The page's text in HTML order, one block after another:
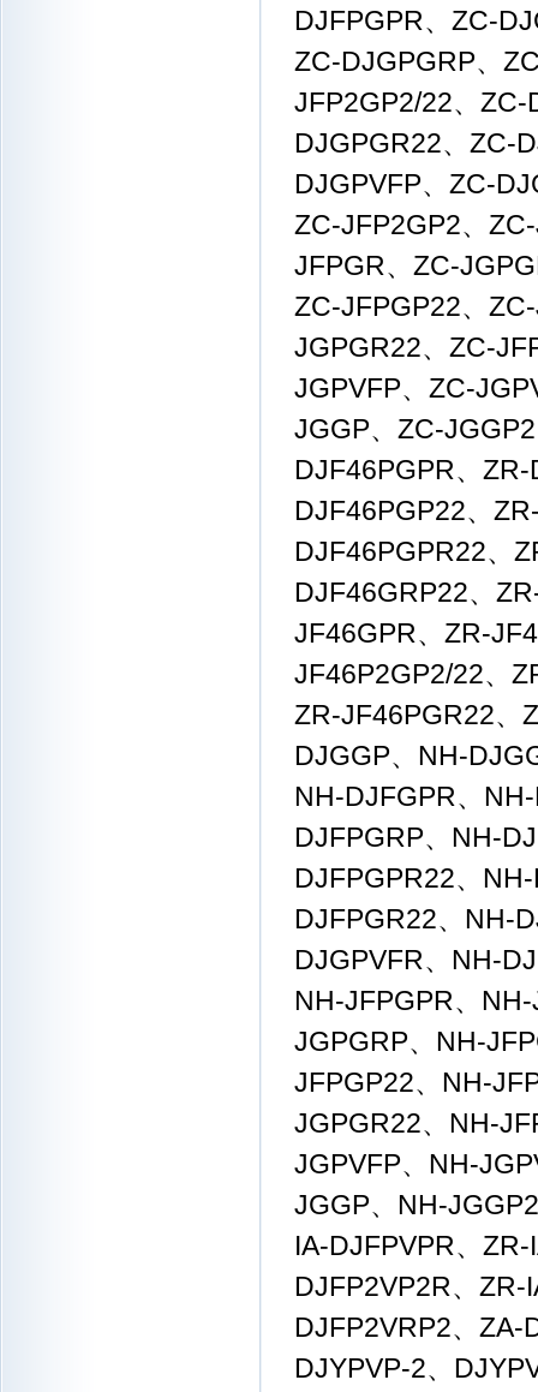
DJFPGPR、ZC-
ZC-DJGPGRP、
JFP2GP2/22、
DJGPGR22、ZC-
DJGPVFP、ZC-
ZC-JFP2GP2、
JFPGR、ZC-
ZC-JFPGP22、
JGPGR22、ZC-
JGPVFP、ZC-
JGGP、ZC-
DJF46PGPR、
DJF46PGP22、
DJF46PGPR22、
DJF46GRP22、
JF46GPR、ZR-
JF46P2GP2/22、
ZR-JF46PGR22、
DJGGP、NH-
NH-DJFGPR、
DJFPGRP、NH-
DJFPGPR22、
DJFPGR22、NH-
DJGPVFR、NH-
NH-JFPGPR、
JGPGRP、NH-
JFPGP22、NH-
JGPGR22、NH-
JGPVFP、NH-
JGGP、NH-
IA-DJFPVPR、
DJFP2VP2R、ZR-
DJFP2VRP2、ZA-
DJYPVP-2、